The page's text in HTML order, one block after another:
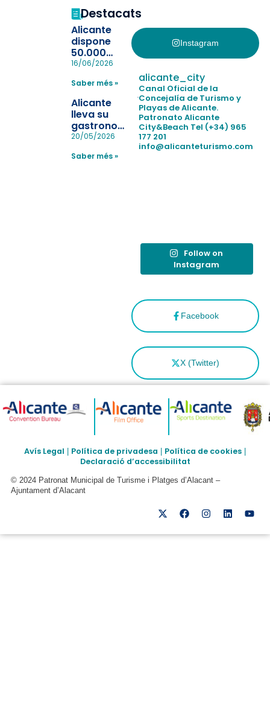
Destacats
Alicante
dispone
50.000
pulseras
la
pérdida de niños
en las
playas y
realiza con
éxito un
simulacro de socorrismo
16/06/2026
Saber més »
Alicante
lleva su
gastronomía
a Madrid
reforzar el
20/05/2026
Saber més »
Instagram
Facebook
X (Twitter)
alicante_city
Canal Oficial de la
Concejalía de Turismo y
Playas de Alicante.
Patronato Alicante
City&Beach Tel (+34) 965
177 201
info@alicanteturismo.com
Follow on
Instagram
Avís Legal | Política de privadesa | Política de cookies |
Declaració d’accessibilitat
© 2024 Patronat Municipal de Turisme i Platges d’Alacant –
Ajuntament d’Alacant